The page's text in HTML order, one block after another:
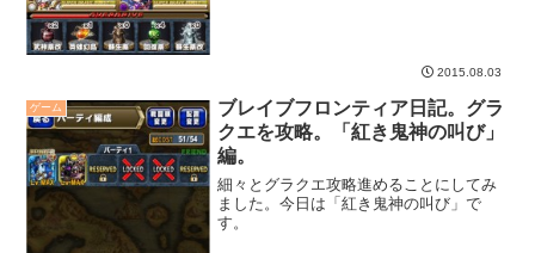
2015.08.03
ゲーム
ブレイブフロンティア日記。グラ
クエを攻略。「紅き鬼神の叫び」
編。
細々とグラクエ攻略進めることにしてみ
ました。今日は「紅き鬼神の叫び」で
す。